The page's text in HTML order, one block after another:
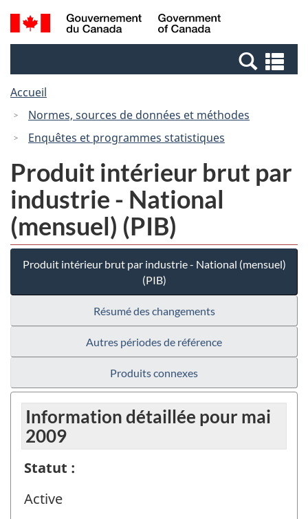
Passer
au
Passer
à
Canada
Recherche
et
et
Accueil
Normes, sources de données et méthodes
Enquêtes et programmes statistiques
Produit intérieur brut par
industrie - National
(mensuel) (PIB)
Produit intérieur brut par industrie - National (mensuel)
(PIB)
Résumé des changements
Autres périodes de référence
Produits connexes
Information détaillée pour mai
2009
Statut :
Active